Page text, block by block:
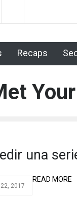
2x11: We did it
Finale: Despedidas
Recaps
una
2017
READ MORE